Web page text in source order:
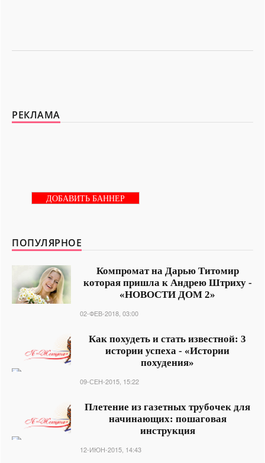
РЕКЛАМА
ДОБАВИТЬ БАННЕР
ПОПУЛЯРНОЕ
Компромат на Дарью Титомир
которая пришла к Андрею Штриху -
«НОВОСТИ ДОМ 2»
02-ФЕВ-2018, 03:00
Как похудеть и стать известной: 3
истории успеха - «Истории
похудения»
09-СЕН-2015, 15:22
Плетение из газетных трубочек для
начинающих: пошаговая
инструкция
12-ИЮН-2015, 14:43